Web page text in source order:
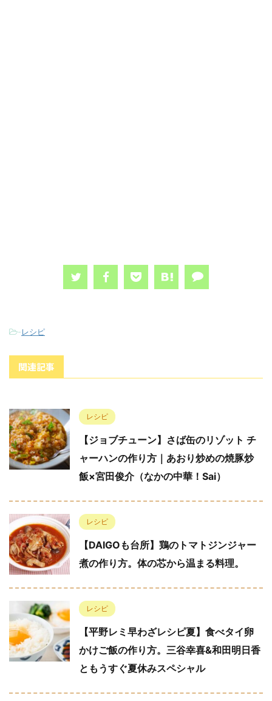
-レシピ
関連記事
レシピ
【ジョブチューン】さば缶のリゾット チ
ャーハンの作り方｜あおり炒めの焼豚炒
飯×宮田俊介（なかの中華！Sai）
レシピ
【DAIGOも台所】鶏のトマトジンジャー
煮の作り方。体の芯から温まる料理。
レシピ
【平野レミ早わざレシピ夏】食べタイ卵
かけご飯の作り方。三谷幸喜&和田明日香
ともうすぐ夏休みスペシャル